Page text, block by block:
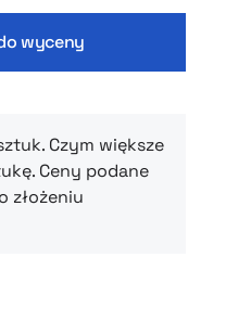
dodaje
charakteru.
styl.
wyceny
Czym większe
Ceny podane
złożeniu